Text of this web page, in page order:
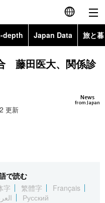
English
简体字
Русский
depth Japan Data 旅と
Topics
藤田医大、関係診
News
from Japan
更新
で読む
字 繁體字
Français
Русский